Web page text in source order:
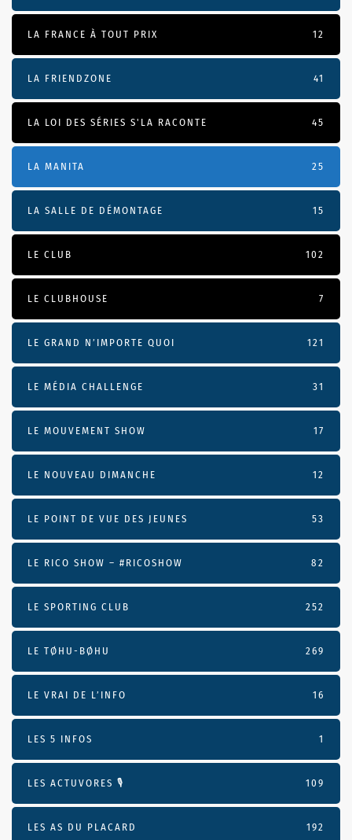
LA FRANCE À TOUT PRIX 12
LA FRIENDZONE 41
LA LOI DES SÉRIES S'LA RACONTE 45
LA MANITA 25
LA SALLE DE DÉMONTAGE 15
LE CLUB 102
LE CLUBHOUSE 7
LE GRAND N’IMPORTE QUOI 121
LE MÉDIA CHALLENGE 31
LE MOUVEMENT SHOW 17
LE NOUVEAU DIMANCHE 12
LE POINT DE VUE DES JEUNES 53
LE RICO SHOW – #RICOSHOW 82
LE SPORTING CLUB 252
LE TØHU-BØHU 269
LE VRAI DE L’INFO 16
LES 5 INFOS 1
LES ACTUVORES 🎙 109
LES AS DU PLACARD 192